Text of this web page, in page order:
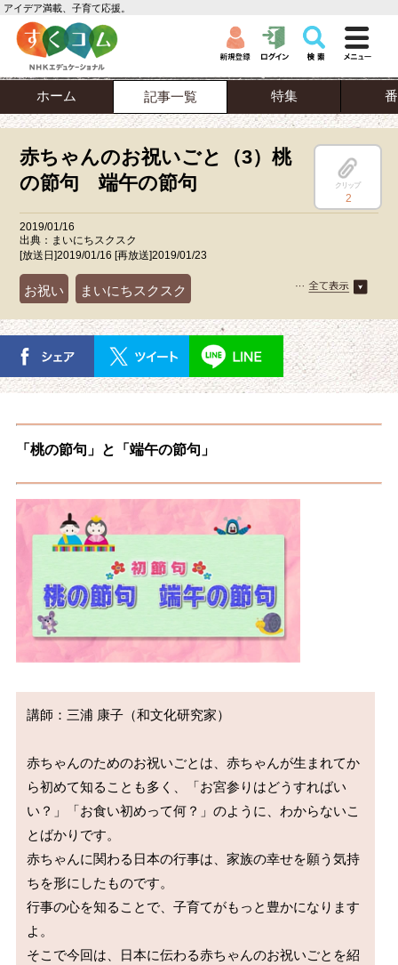
アイデア満載、子育て応援。
ホーム 記事一覧 特集
赤ちゃんのお祝いごと（3）桃
の節句 端午の節句
クリップ
2
2019/01/16
出典：まいにちスクスク
[放送日]2019/01/16 [再放送]2019/01/23
お祝い まいにちスクスク
「桃の節句」と「端午の節句」
講師：三浦 康子（和文化研究家）
赤ちゃんのためのお祝いごとは、赤ちゃんが生まれてか
ら初めて知ることも多く、「お宮参りはどうすればい
い？」「お食い初めって何？」のように、わからないこ
とばかりです。
赤ちゃんに関わる日本の行事は、家族の幸せを願う気持
ちを形にしたものです。
行事の心を知ることで、子育てがもっと豊かになります
よ。
そこで今回は、日本に伝わる赤ちゃんのお祝いごとを紹